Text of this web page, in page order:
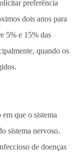
preferência
dois anos para
5% e 15% das
quando os
que o sistema
sistema nervoso.
de doenças